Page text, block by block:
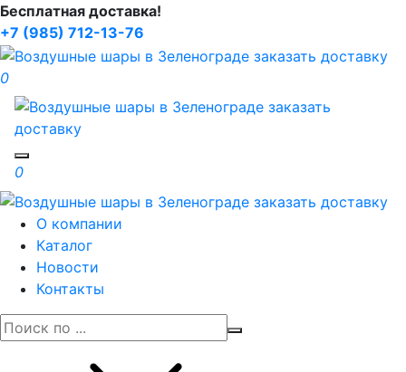
Бесплатная доставка!
+7 (985) 712-13-76
0
Toggle navigation
0
О компании
Каталог
Новости
Контакты